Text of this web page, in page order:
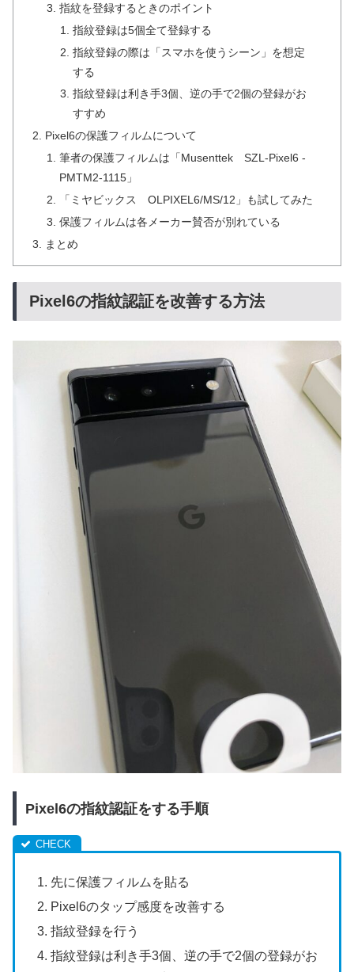
指紋を登録するときのポイント
指紋登録は5個全て登録する
指紋登録の際は「スマホを使うシーン」を想定
する
指紋登録は利き手3個、逆の手で2個の登録がお
すすめ
Pixel6の保護フィルムについて
筆者の保護フィルムは「‎Musenttek ‎SZL-Pixel6 -
PMTM2-1115」
「ミヤビックス ‎OLPIXEL6/MS/12」も試してみた
保護フィルムは各メーカー賛否が別れている
まとめ
Pixel6の指紋認証を改善する方法
Pixel6の指紋認証をする手順
先に保護フィルムを貼る
Pixel6のタップ感度を改善する
指紋登録を行う
指紋登録は利き手3個、逆の手で2個の登録がお